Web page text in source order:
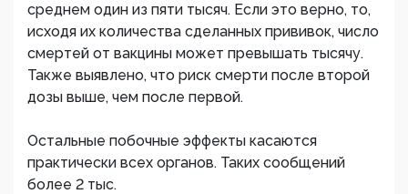
среднем один из пяти тысяч. Если это верно, то,
исходя их количества сделанных прививок, число
смертей от вакцины может превышать тысячу.
Также выявлено, что риск смерти после второй
дозы выше, чем после первой.
Остальные побочные эффекты касаются
практически всех органов. Таких сообщений
более 2 тыс.